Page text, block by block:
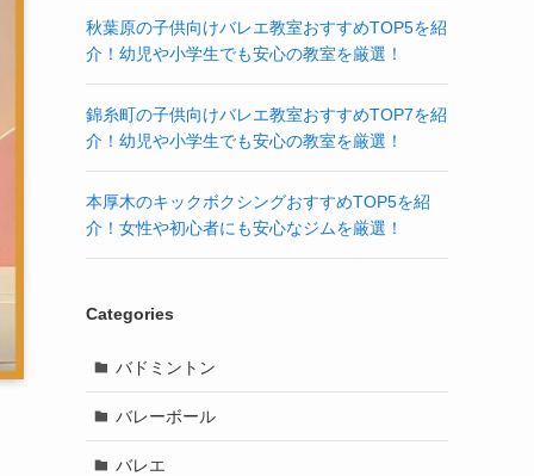
秋葉原の子供向けバレエ教室おすすめTOP5を紹
介！幼児や小学生でも安心の教室を厳選！
錦糸町の子供向けバレエ教室おすすめTOP7を紹
介！幼児や小学生でも安心の教室を厳選！
本厚木のキックボクシングおすすめTOP5を紹
介！女性や初心者にも安心なジムを厳選！
Categories
バドミントン
バレーボール
バレエ